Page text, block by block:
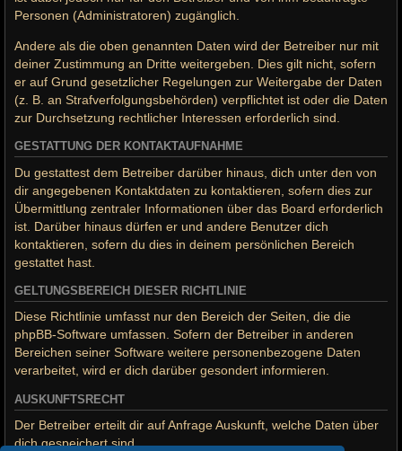
Personen (Administratoren) zugänglich.
Andere als die oben genannten Daten wird der Betreiber nur mit
deiner Zustimmung an Dritte weitergeben. Dies gilt nicht, sofern
er auf Grund gesetzlicher Regelungen zur Weitergabe der Daten
(z. B. an Strafverfolgungsbehörden) verpflichtet ist oder die Daten
zur Durchsetzung rechtlicher Interessen erforderlich sind.
GESTATTUNG DER KONTAKTAUFNAHME
Du gestattest dem Betreiber darüber hinaus, dich unter den von
dir angegebenen Kontaktdaten zu kontaktieren, sofern dies zur
Übermittlung zentraler Informationen über das Board erforderlich
ist. Darüber hinaus dürfen er und andere Benutzer dich
kontaktieren, sofern du dies in deinem persönlichen Bereich
gestattet hast.
GELTUNGSBEREICH DIESER RICHTLINIE
Diese Richtlinie umfasst nur den Bereich der Seiten, die die
phpBB-Software umfassen. Sofern der Betreiber in anderen
Bereichen seiner Software weitere personenbezogene Daten
verarbeitet, wird er dich darüber gesondert informieren.
AUSKUNFTSRECHT
Der Betreiber erteilt dir auf Anfrage Auskunft, welche Daten über
dich gespeichert sind.